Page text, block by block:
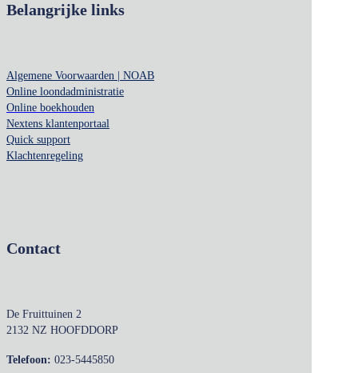
Belangrijke links
Algemene Voorwaarden | NOAB
Online loondadministratie
Online boekhouden
Nextens klantenportaal
Quick support
Klachtenregeling
Contact
De Fruittuinen 2
2132 NZ HOOFDDORP
Telefoon: 023-5445850